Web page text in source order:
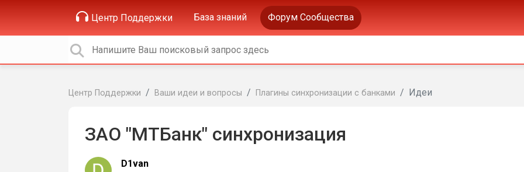
Центр Поддержки База знаний Форум Сообщества
Центр Поддержки Ваши идеи и вопросы Плагины синхронизации с банками Идеи
ЗАО "МТБанк" синхронизация
D1van